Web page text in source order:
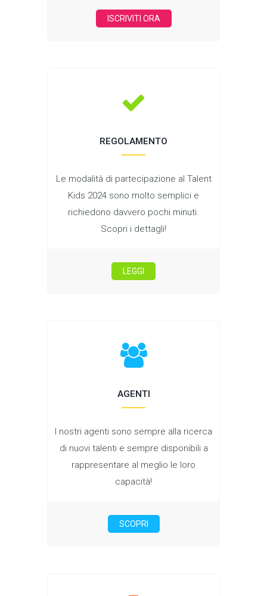
ISCRIVITI ORA
REGOLAMENTO
Le modalità di partecipazione al Talent
Kids 2024 sono molto semplici e
richiedono davvero pochi minuti.
Scopri i dettagli!
LEGGI
AGENTI
I nostri agenti sono sempre alla ricerca
di nuovi talenti e sempre disponibili a
rappresentare al meglio le loro
capacità!
SCOPRI